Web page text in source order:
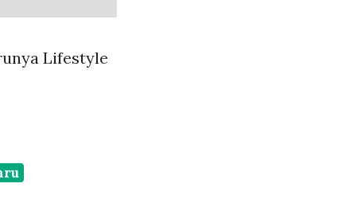
Lifestyle